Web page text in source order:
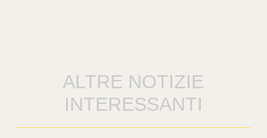
ALTRE NOTIZIE
INTERESSANTI